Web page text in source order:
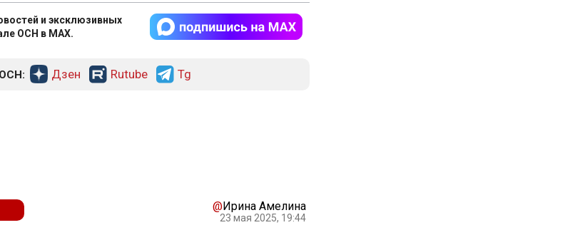
и эксклюзивных
ОСН в MAX.
Дзен Rutube Tg
@Ирина Амелина
23 мая 2025, 19:44